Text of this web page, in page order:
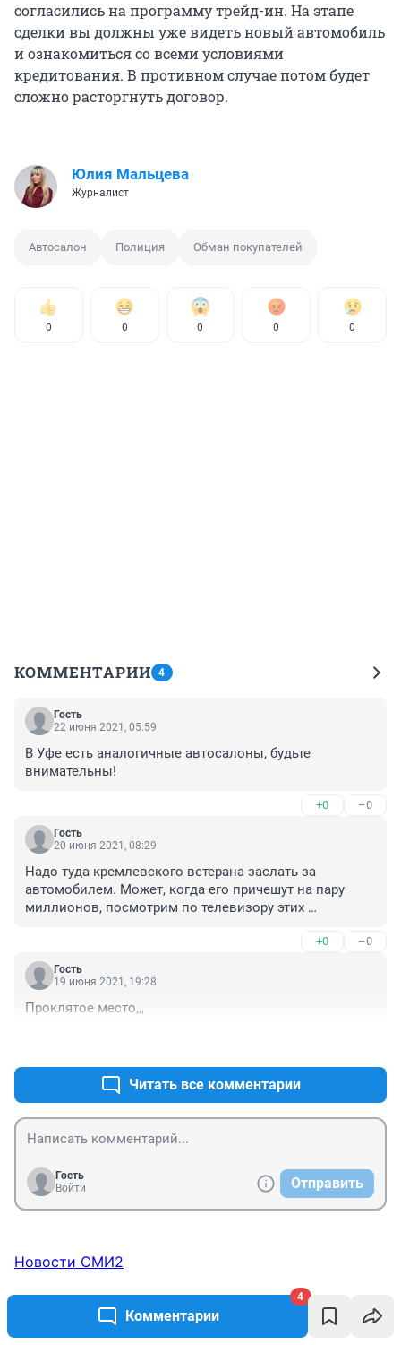
Комментарии
4
согласились на программу трейд-ин. На этапе
сделки вы должны уже видеть новый автомобиль
и ознакомиться со всеми условиями
кредитования. В противном случае потом будет
сложно расторгнуть договор.
Юлия Мальцева
Журналист
Автосалон Полиция Обман покупателей
0 0 0 0 0
КОММЕНТАРИИ 4
Гость
22 июня 2021, 05:59
В Уфе есть аналогичные автосалоны, будьте
внимательны!
+0 –0
Гость
20 июня 2021, 08:29
Надо туда кремлевского ветерана заслать за
автомобилем. Может, когда его причешут на пару
миллионов, посмотрим по телевизору этих
+0 –0
Гость
19 июня 2021, 19:28
Проклятое место,,,
Читать все комментарии
Гость
Войти
Отправить
Новости СМИ2
ТОП 5